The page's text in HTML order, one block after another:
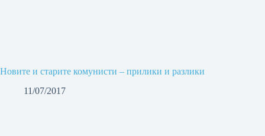
Новите и старите комунисти – прилики и разлики
11/07/2017